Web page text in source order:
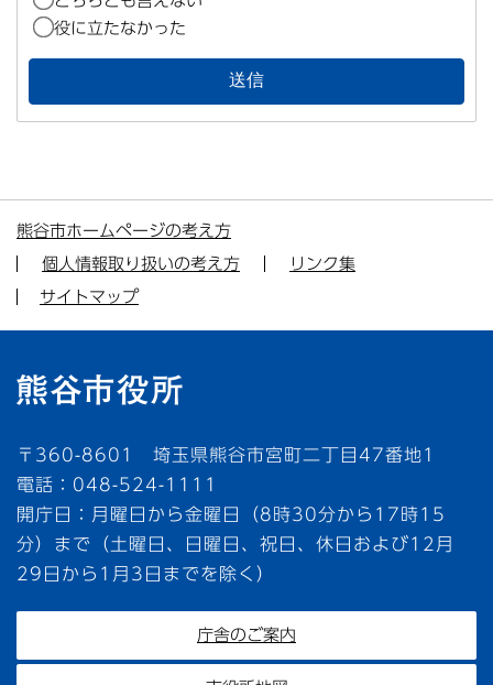
役に立たなかった
熊谷市ホームページの考え方
個人情報取り扱いの考え方
リンク集
サイトマップ
〒360-8601 埼玉県熊谷市宮町二丁目47番地1
電話：048-524-1111
開庁日：月曜日から金曜日（8時30分から17時15
分）まで（土曜日、日曜日、祝日、休日および12月
29日から1月3日までを除く）
庁舎のご案内